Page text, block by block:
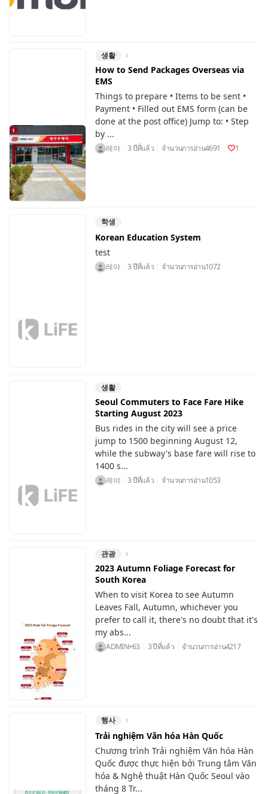
생활
How to Send Packages Overseas via
EMS
Things to prepare • Items to be sent •
Payment • Filled out EMS form (can be
done at the post office) Jump to: • Step
by ...
레야 3 ปีที่แล้ว จำนวนการอ่าน4691 1
학생
Korean Education System
test
레야 3 ปีที่แล้ว จำนวนการอ่าน1072
생활
Seoul Commuters to Face Fare Hike
Starting August 2023
Bus rides in the city will see a price
jump to 1500 beginning August 12,
while the subway's base fare will rise to
1400 s...
레야 3 ปีที่แล้ว จำนวนการอ่าน1053
관광
2023 Autumn Foliage Forecast for
South Korea
When to visit Korea to see Autumn
Leaves Fall, Autumn, whichever you
prefer to call it, there's no doubt that it's
my abs...
ADMIN+63 3 ปีที่แล้ว จำนวนการอ่าน4217
행사
Trải nghiệm Văn hóa Hàn Quốc
Chương trình Trải nghiệm Văn hóa Hàn
Quốc được thực hiện bởi Trung tâm Văn
hóa & Nghệ thuật Hàn Quốc Seoul vào
tháng 8 Tr...